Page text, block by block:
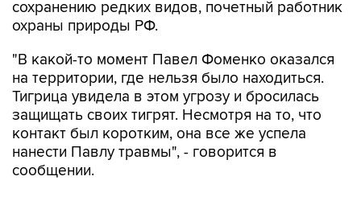
сохранению редких видов, почетный работник
охраны природы РФ.
"В какой-то момент Павел Фоменко оказался
на территории, где нельзя было находиться.
Тигрица увидела в этом угрозу и бросилась
защищать своих тигрят. Несмотря на то, что
контакт был коротким, она все же успела
нанести Павлу травмы", - говорится в
сообщении.